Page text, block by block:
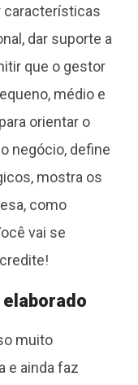
características
dar suporte a
que o gestor
médio e
orientar o
negócio, define
mostra os
como
vai se
muito
e ainda faz